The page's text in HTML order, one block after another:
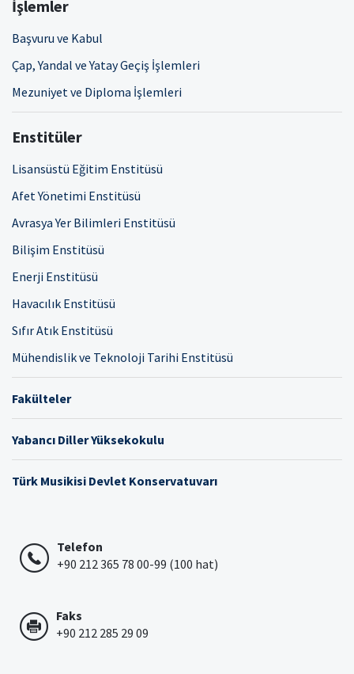
İşlemler
Başvuru ve Kabul
Çap, Yandal ve Yatay Geçiş İşlemleri
Mezuniyet ve Diploma İşlemleri
Enstitüler
Lisansüstü Eğitim Enstitüsü
Afet Yönetimi Enstitüsü
Avrasya Yer Bilimleri Enstitüsü
Bilişim Enstitüsü
Enerji Enstitüsü
Havacılık Enstitüsü
Sıfır Atık Enstitüsü
Mühendislik ve Teknoloji Tarihi Enstitüsü
Fakülteler
Yabancı Diller Yüksekokulu
Türk Musikisi Devlet Konservatuvarı
Telefon
+90 212 365 78 00-99 (100 hat)
Faks
+90 212 285 29 09